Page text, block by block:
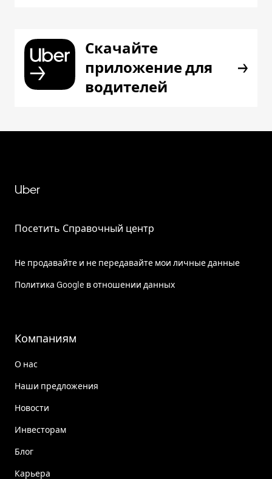
Скачайте
приложение для
водителей
Uber
Посетить Справочный центр
Не продавайте и не передавайте мои личные данные
Политика Google в отношении данных
Компаниям
О нас
Наши предложения
Новости
Инвесторам
Блог
Карьера